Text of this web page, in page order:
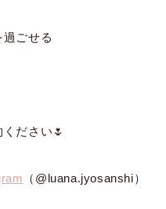
ごせる
ださい🌷
（@luana.jyosanshi）